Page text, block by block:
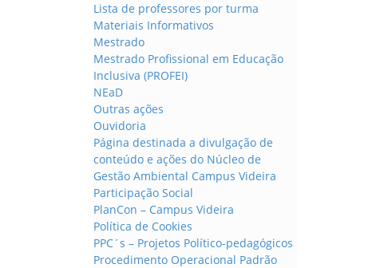
Lista de professores por turma
Materiais Informativos
Mestrado
Mestrado Profissional em Educação
Inclusiva (PROFEI)
NEaD
Outras ações
Ouvidoria
Página destinada a divulgação de
conteúdo e ações do Núcleo de
Gestão Ambiental Campus Videira
Participação Social
PlanCon – Campus Videira
Política de Cookies
PPC´s – Projetos Político-pedagógicos
Procedimento Operacional Padrão